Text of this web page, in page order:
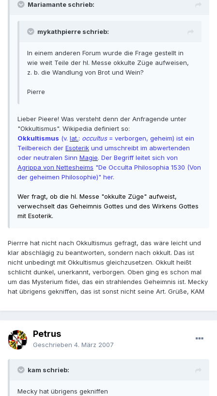
Mariamante schrieb:
mykathpierre schrieb:
In einem anderen Forum wurde die Frage gestellt in
wie weit Teile der hl. Messe okkulte Züge aufweisen,
z. b. die Wandlung von Brot und Wein?
Pierre
Lieber Pieere! Was versteht denn der Anfragende unter
"Okkultismus". Wikipedia definiert so:
Okkultismus (v. lat.: occultus= verborgen, geheim) ist ein
Teilbereich der Esoterik und umschreibt im abwertenden
oder neutralen Sinn Magie. Der Begriff leitet sich von
Agrippa von Nettesheims "De Occulta Philosophia 1530 (Von
der geheimen Philosophie)" her.
Wer fragt, ob die hl. Messe "okkulte Züge" aufweist,
verwechselt das Geheimnis Gottes und des Wirkens Gottes
mit Esoterik.
Pierrre hat nicht nach Okkultismus gefragt, das wäre leicht und
klar abschlägig zu beantworten, sondern nach okkult. Das ist
nicht unbedingt mit Okkultismus gleichzusetzen. Okkult heißt
schlicht dunkel, unerkannt, verborgen. Oben ging es schon mal
um das Mysterium fidei, das ein strahlendes Geheimnis ist. Mecky
hat übrigens gekniffen, das ist sonst nicht seine Art. Grüße, KAM
Petrus
Geschrieben 4. März 2007
kam schrieb:
Mecky hat übrigens gekniffen